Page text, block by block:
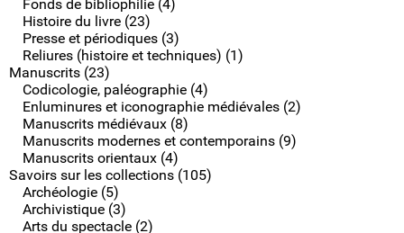
Fonds de bibliophilie (4)
Histoire du livre (23)
Presse et périodiques (3)
Reliures (histoire et techniques) (1)
Manuscrits (23)
Codicologie, paléographie (4)
Enluminures et iconographie médiévales (2)
Manuscrits médiévaux (8)
Manuscrits modernes et contemporains (9)
Manuscrits orientaux (4)
Savoirs sur les collections (105)
Archéologie (5)
Archivistique (3)
Arts du spectacle (2)